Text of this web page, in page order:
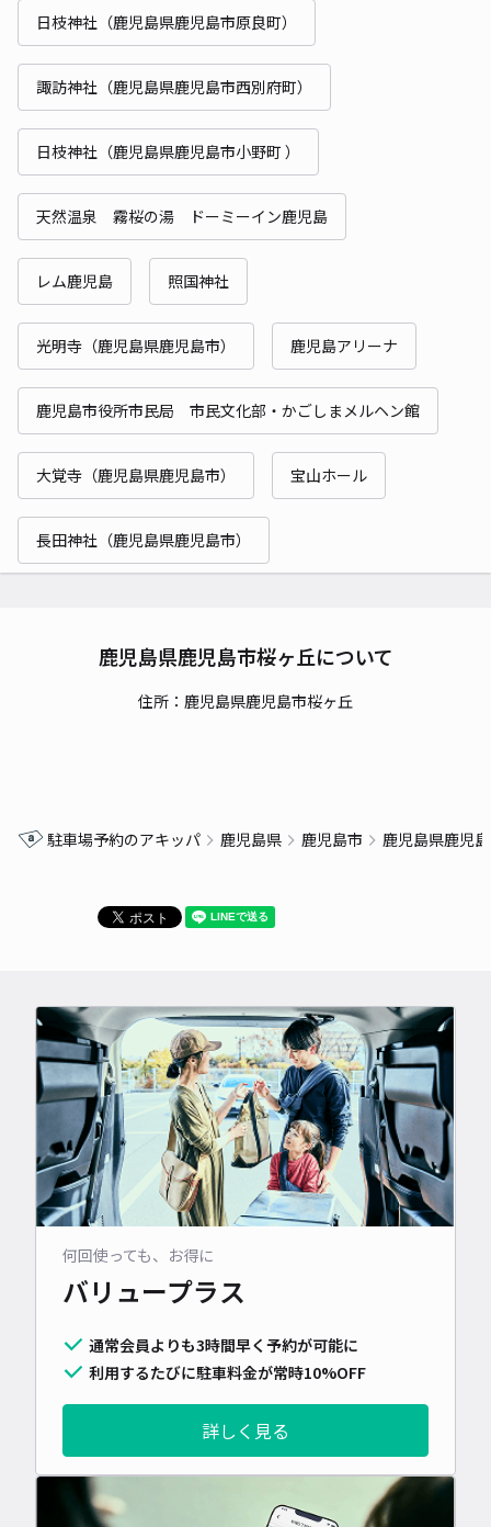
日枝神社（鹿児島県鹿児島市原良町）
諏訪神社（鹿児島県鹿児島市西別府町）
日枝神社（鹿児島県鹿児島市小野町 ）
天然温泉 霧桜の湯 ドーミーイン鹿児島
レム鹿児島 照国神社
光明寺（鹿児島県鹿児島市） 鹿児島アリーナ
鹿児島市役所市民局 市民文化部・かごしまメルヘン館
大覚寺（鹿児島県鹿児島市） 宝山ホール
長田神社（鹿児島県鹿児島市）
鹿児島県鹿児島市桜ヶ丘について
住所：鹿児島県鹿児島市桜ヶ丘
駐車場予約のアキッパ 鹿児島県 鹿児島市 鹿児島県鹿児
何回使っても、お得に
バリュープラス
通常会員よりも3時間早く予約が可能に
利用するたびに駐車料金が常時10%OFF
詳しく見る